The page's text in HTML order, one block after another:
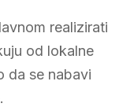
realizirati
od lokalne
da se nabavi